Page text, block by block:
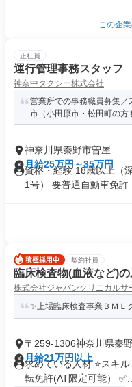
この企
正社員
運行管理事務スタッフ
神奈中タクシー株式会社
営業所での事務職員募集
市（小田原市・松田町の方
神奈川県秦野市曽屋
月給25万円～35万円
資格・経験 18歳以上（
1号） 要普通自動車免許
契約社員
臨床検査物(血液など)
株式会社ジャパンクリニカルサ
✨上場臨床検査事業ＢＭＬ
〒259-1306神奈川県秦
月給21万円以上
求めている人材 ⭐スキ
転免許(AT限定可能） ✅...